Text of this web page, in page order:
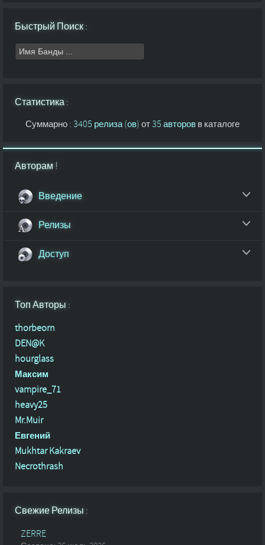
Быстрый Поиск :
Статистика :
Суммарно : 3405 релиза (ов) от35 авторов в каталоге
Авторам !
Введение
Релизы
Доступ
Топ Авторы :
thorbeorn
DEN@K
hourglass
Максим
vampire_71
heavy25
Mr.Muir
Евгений
Mukhtar Kakraev
Necrothrash
Свежие Релизы :
ZERRE